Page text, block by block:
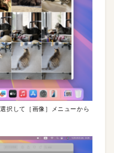
択して［画像］メニューから